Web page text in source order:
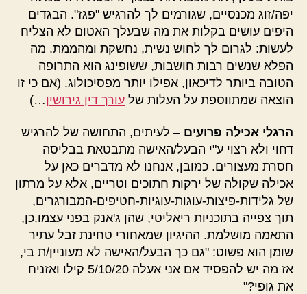
יפה/זוג מכנסיים, שגורמים לך להרגיש "פגז". הבגדים
היפים עושים בקלות את מה שבעלך האטום לא הצליח
לעשות: לגרום לך לחוש נשית, נחשקת ומהממת. מה
הפלא שנשים רבות חושבות, ששופינג הוא התרופה
הטובה ביותר לדיכאון, אפילו יותר מפסיכולוג. (אם כי זו
הוצאה שמתווספת על העלות של עורך דין גירושין…)
הרגלי אכילה פרועים – לעיתים, התחושה של להרגיש
דחוי ולא רצוי ע"י הבעל/האישה מתבטאת בבליסה
חסרת מעצורים. כמובן, אנחנו לא מדברים כאן על
אכילה שקולה של ירקות חתוכים וטריים, אלא על מרתון
של גלידות-פיצות-עוגות-עוגיות-חטיפים-המבורגרים,
תוך צפייה בתוכניות ריאליטי, שהן ג'אנק בפני עצמו.כן,
התאמה מושלמת. ההיגיון שמאחורי טחינת זבל עתיר
שומן הוא פשוט: "גם כך הבעל/האישה לא מעוניין/ת בי,
אז מה יש להפסיד אם אני אעלה 5/10/20 קילו ואזניח
את גופי?"